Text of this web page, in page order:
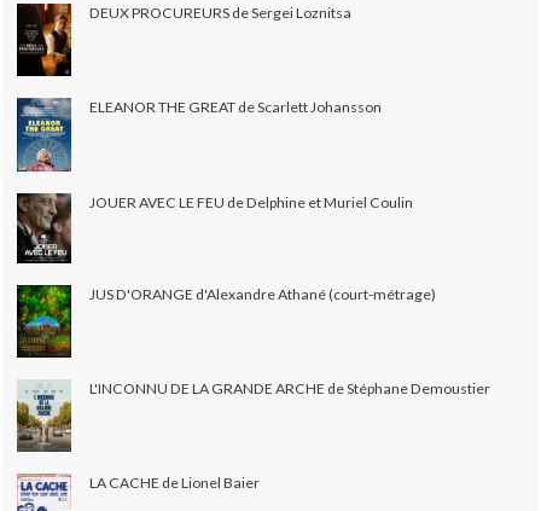
DEUX PROCUREURS de Sergei Loznitsa
ELEANOR THE GREAT de Scarlett Johansson
JOUER AVEC LE FEU de Delphine et Muriel Coulin
JUS D'ORANGE d'Alexandre Athané (court-métrage)
L'INCONNU DE LA GRANDE ARCHE de Stéphane Demoustier
LA CACHE de Lionel Baier